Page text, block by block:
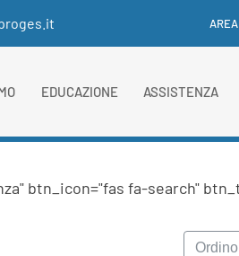
EDUCAZIONE ASSISTENZA
btn_icon="fas fa-search"